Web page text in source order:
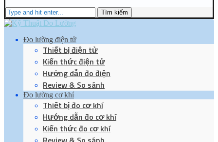
Tìm kiếm
Đo lường điện tử
Thiết bị điện tử
Kiến thức điện tử
Hướng dẫn đo điện
Review & So sánh
Đo lường cơ khí
Thiết bị đo cơ khí
Hướng dẫn đo cơ khí
Kiến thức đo cơ khí